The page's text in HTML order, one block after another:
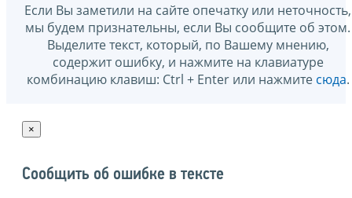
Если Вы заметили на сайте опечатку или неточность,
мы будем признательны, если Вы сообщите об этом.
Выделите текст, который, по Вашему мнению,
содержит ошибку, и нажмите на клавиатуре
комбинацию клавиш: Ctrl + Enter или нажмите сюда.
×
Сообщить об ошибке в тексте